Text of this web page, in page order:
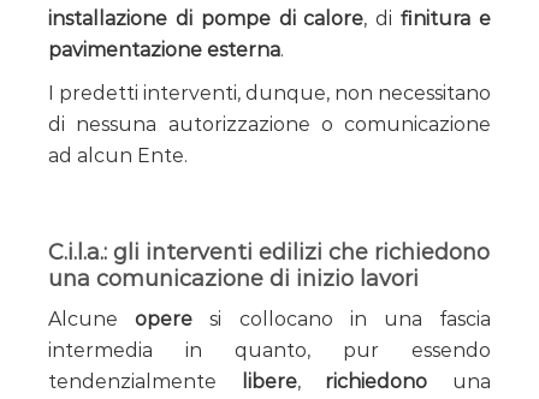
installazione di pompe di calore, difinitura e
pavimentazione esterna.
I predetti interventi, dunque, non necessitano
di nessuna autorizzazione o comunicazione
ad alcun Ente.
C.i.l.a.: gli interventi edilizi che richiedono
una comunicazione di inizio lavori
Alcuneopere si collocano in una fascia
intermedia in quanto, pur essendo
tendenzialmente
libere, richiedono una